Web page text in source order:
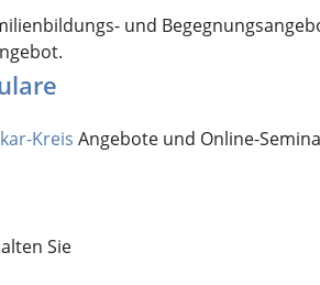
und
Kreis Angebote und Online-
Sie